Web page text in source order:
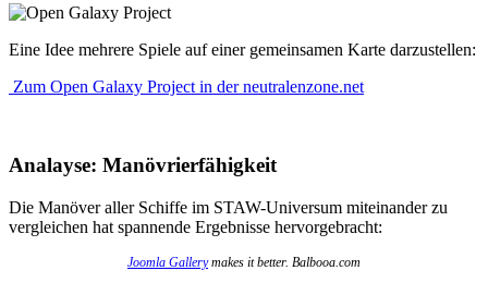
Eine Idee mehrere Spiele auf einer gemeinsamen Karte darzustellen:
Zum Open Galaxy Project in der neutralenzone.net
Analayse: Manövrierfähigkeit
Die Manöver aller Schiffe im STAW-Universum miteinander zu
vergleichen hat spannende Ergebnisse hervorgebracht:
Joomla Gallerymakes it better. Balbooa.com